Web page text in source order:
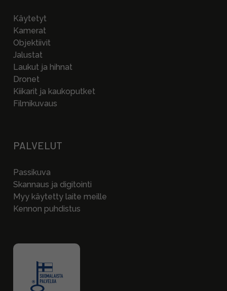
Käytetyt
Kamerat
Objektiivit
Jalustat
Laukut ja hihnat
Dronet
Kiikarit ja kaukoputket
Filmikuvaus
PALVELUT
Passikuva
Skannaus ja digitointi
Myy käytetty laite meille
Kennon puhdistus